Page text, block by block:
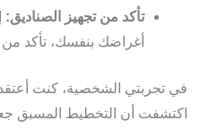
تأكد من تجهيز الصناديق:
أغراضك بنفسك، تأكد
في تجربتي الشخصية، كنت
اكتشفت أن التخطيط المسبق